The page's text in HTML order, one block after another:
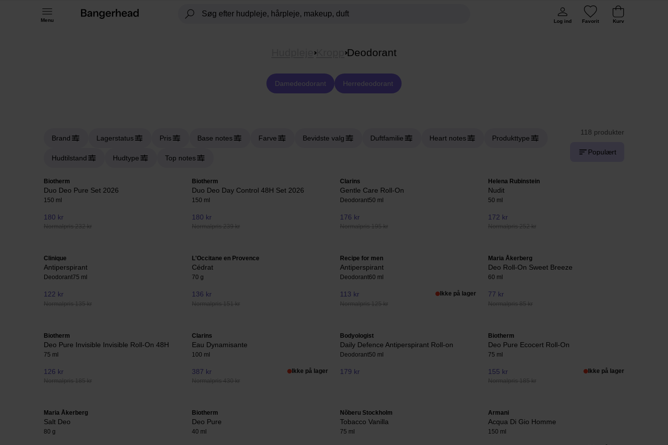
Menu Log ind Favorit Kurv
Kropp Deodorant
Damedeodorant Herredeodorant
Brand Lagerstatus Pris Base notes Farve Bevidste valg Duftfamilie Heart notes Produkttype
Hudtilstand Hudtype Top notes
118 produkter
Populært
Biotherm
Duo Deo Pure Set 2026
150 ml
180 kr
Normalpris 232 kr
Biotherm
Duo Deo Day Control 48H Set 2026
150 ml
180 kr
Normalpris 239 kr
Clarins
Gentle Care Roll-On
Deodorant50 ml
176 kr
Normalpris 195 kr
Helena Rubinstein
Nudit
50 ml
172 kr
Normalpris 252 kr
Clinique
Antiperspirant
Deodorant75 ml
122 kr
Normalpris 135 kr
L'Occitane en Provence
Cédrat
70 g
136 kr
Normalpris 151 kr
Recipe for men
Antiperspirant
Deodorant60 ml
113 kr
Normalpris 125 kr
Ikke på lager
Maria Åkerberg
Deo Roll-On Sweet Breeze
60 ml
77 kr
Normalpris 85 kr
Biotherm
Deo Pure Invisible Invisible Roll-On 48H
75 ml
126 kr
Normalpris 185 kr
Clarins
Eau Dynamisante
100 ml
387 kr
Normalpris 430 kr
Ikke på lager
Bodyologist
Daily Defence Antiperspirant Roll-on
Deodorant50 ml
179 kr
Biotherm
Deo Pure Ecocert Roll-On
75 ml
155 kr
Normalpris 185 kr
Ikke på lager
Maria Åkerberg
Salt Deo
80 g
Biotherm
Deo Pure
40 ml
Nõberu Stockholm
Tobacco Vanilla
75 ml
Armani
Acqua Di Gio Homme
150 ml